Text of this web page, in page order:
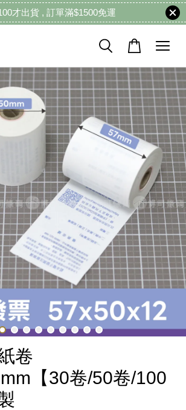
才出貨 , 訂單滿$1500免運
卷
【30卷/50卷/100